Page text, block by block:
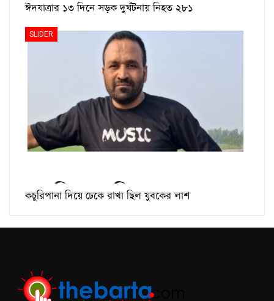
ঈদযাত্রার ১৩ দিনে সড়ক দুর্ঘটনায় নিহত ২৮১
SLIDER
কচুরিপানা দিয়ে ঢেকে রাখা ছিল যুবকের লাশ